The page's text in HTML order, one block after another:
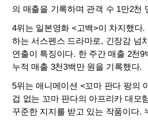
퇴마록
매출액
1064백만 원
관객수
109천 명
서브스턴스
매출액
관객수